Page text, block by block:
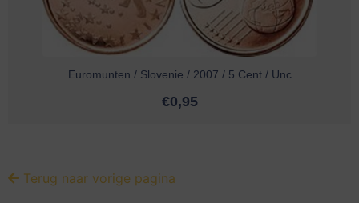
Euromunten / Slovenie / 2007 / 5 Cent / Unc
€0,95
Terug naar vorige pagina